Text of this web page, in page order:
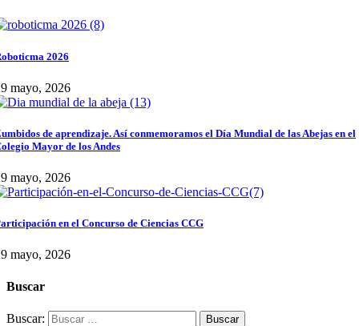
2026
mayo, 2026
de aprendizaje. Así conmemoramos el Día Mundial de las Abejas en el
Mayor de los Andes
mayo, 2026
en el Concurso de Ciencias CCG
mayo, 2026
Buscar
Buscar: